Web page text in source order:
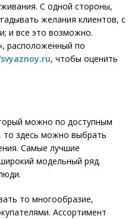
С одной стороны,
желания клиентов, с
и все это возможно.
расположенный по
, чтобы оценить
можно по доступным
то здесь можно выбрать
Самые лучшие
модельный ряд.
то многообразие,
Ассортимент